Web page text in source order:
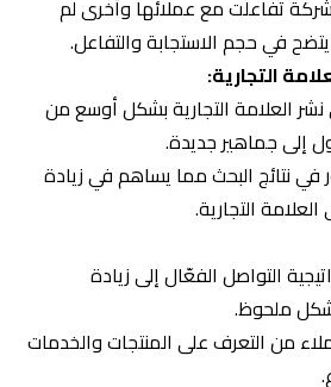
تفاعلت مع عملائها وأخرى لم
في حجم الاستجابة والتفاعل.
التجارية:
العلامة التجارية بشكل أوسع من
إلى جماهير جديدة.
في نتائج البحث مما يساهم في زيادة
التجارية.
التواصل الفعّال إلى زيادة
ملحوظ.
من التعرف على المنتجات والخدمات